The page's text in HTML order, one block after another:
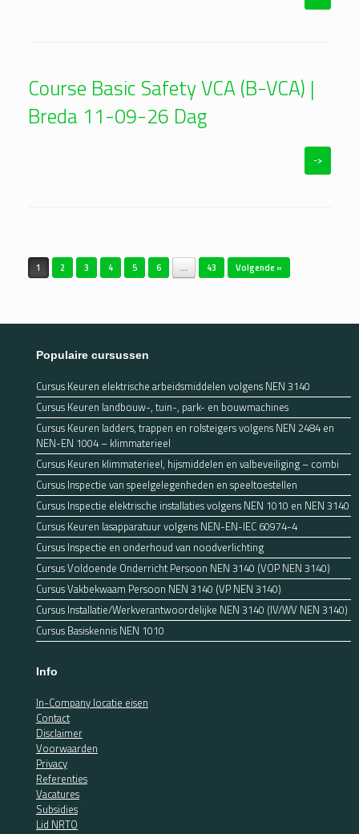
Course Basic Safety VCA (B-VCA) |
Breda 11-09-26 Dag
->
1 2 3 4 5 6 … 43 Volgende »
Populaire cursussen
Cursus Keuren elektrische arbeidsmiddelen volgens NEN 3140
Cursus Keuren landbouw-, tuin-, park- en bouwmachines
Cursus Keuren ladders, trappen en rolsteigers volgens NEN 2484 en
NEN-EN 1004 – klimmaterieel
Cursus Keuren klimmaterieel, hijsmiddelen en valbeveiliging – combi
Cursus Inspectie van speelgelegenheden en speeltoestellen
Cursus Inspectie elektrische installaties volgens NEN 1010 en NEN 3140
Cursus Keuren lasapparatuur volgens NEN-EN-IEC 60974-4
Cursus Inspectie en onderhoud van noodverlichting
Cursus Voldoende Onderricht Persoon NEN 3140 (VOP NEN 3140)
Cursus Vakbekwaam Persoon NEN 3140 (VP NEN 3140)
Cursus Installatie/Werkverantwoordelijke NEN 3140 (IV/WV NEN 3140)
Cursus Basiskennis NEN 1010
Info
In-Company locatie eisen
Contact
Disclaimer
Voorwaarden
Privacy
Referenties
Vacatures
Subsidies
Lid NRTO